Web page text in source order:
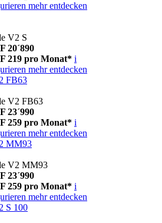
mehr entdecken
V2 S
20´890
219 pro Monat* i
mehr entdecken
FB63
V2 FB63
23´990
259 pro Monat* i
mehr entdecken
MM93
V2 MM93
23´990
259 pro Monat* i
mehr entdecken
S 100